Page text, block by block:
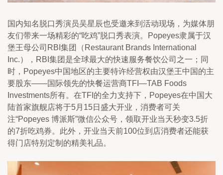
国内知名脱口秀演员吴星辰也受邀来到活动现场，为媒体朋
友们带来一场精彩的“吃鸡”脱口秀表演。Popeyes隶属于汉
堡王母公司RBI集团（Restaurant Brands International
Inc.），RBI集团是全球最大的快速服务餐饮公司之一；同
时，Popeyes中国地区的主要特许经营权由汉堡王中国的主
要股东——国际领先的快餐运营商TFI—TAB Foods
Investments所有。在TFI的全力支持下，Popeyes在中国大
陆首家旗舰店将于5月15日盛大开业，消费者可关
注“Popeyes 博派斯”微信公众号，领取开业当天秒变3.5折
的7折吃鸡券。此外，开业当天前100位到店消费者还能获
得门店特别定制的精美礼品。